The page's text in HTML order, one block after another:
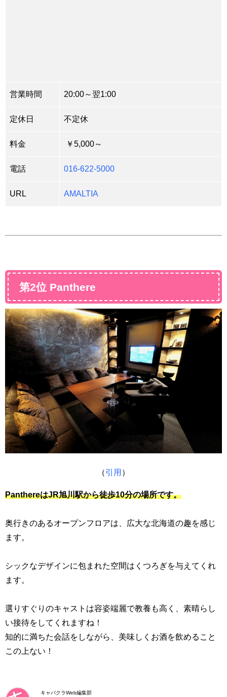
営業時間 20:00～翌1:00
定休日 不定休
料金 ￥5,000～
電話 016-622-5000
URL AMALTIA
第2位 Panthere
（引用 ）
PanthereはJR旭川駅から徒歩10分の場所です。
奥行きのあるオープンフロアは、広大な北海道の趣を感じ
ます。
シックなデザインに包まれた空間はくつろぎを与えてくれ
ます。
選りすぐりのキャストは容姿端麗で教養も高く、素晴らし
い接待をしてくれますね！
知的に満ちた会話をしながら、美味しくお酒を飲めること
この上ない！
キャバクラWeb編集部